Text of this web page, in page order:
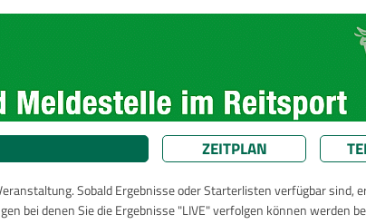
ZEITPLAN
Sobald Ergebnisse oder Starterlisten verfügbar
bei denen Sie die Ergebnisse "LIVE" verfolgen können werden